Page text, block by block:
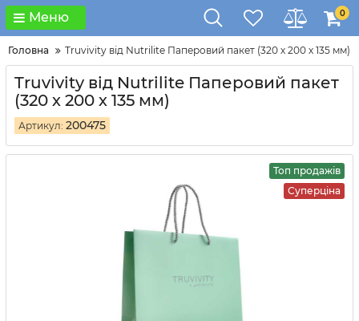
Меню 0
Головна Truvivity від Nutrilite Паперовий пакет (320 х 200 х 135 мм)
Truvivity від Nutrilite Паперовий пакет
(320 х 200 х 135 мм)
Артикул: 200475
Топ продажів
Суперціна